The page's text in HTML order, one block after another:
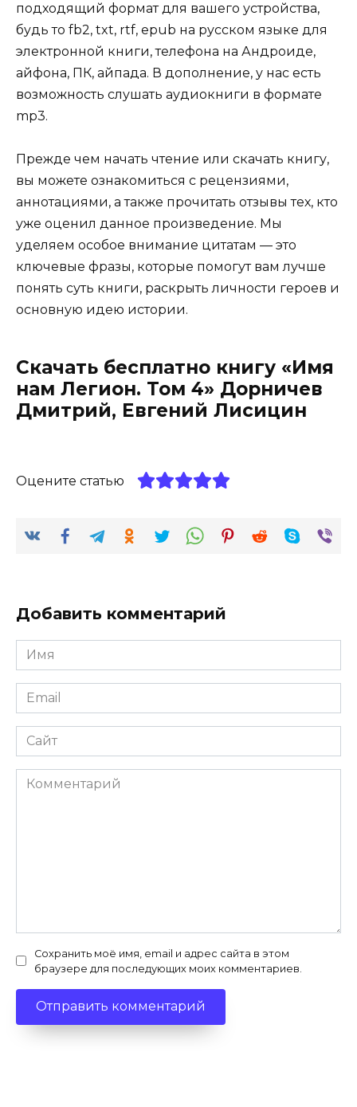
подходящий формат для вашего устройства,
будь то fb2, txt, rtf, epub на русском языке для
электронной книги, телефона на Андроиде,
айфона, ПК, айпада. В дополнение, у нас есть
возможность слушать аудиокниги в формате
mp3.
Прежде чем начать чтение или скачать книгу,
вы можете ознакомиться с рецензиями,
аннотациями, а также прочитать отзывы тех, кто
уже оценил данное произведение. Мы
уделяем особое внимание цитатам — это
ключевые фразы, которые помогут вам лучше
понять суть книги, раскрыть личности героев и
основную идею истории.
Скачать бесплатно книгу «Имя
нам Легион. Том 4» Дорничев
Дмитрий, Евгений Лисицин
Оцените статью
Добавить комментарий
Имя
*
Email
*
Сайт
Комментарий
Сохранить моё имя, email и адрес сайта в этом
браузере для последующих моих комментариев.